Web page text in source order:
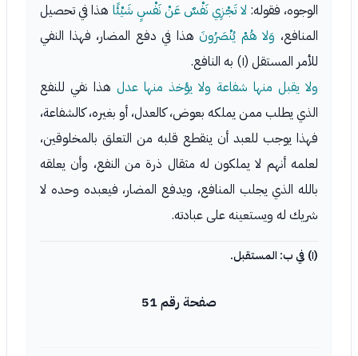
الوجوه، فقوله: لا تَجْزِي نَفْسٌ عَنْ نَفْسٍ شَيْئًا هذا في تحصيل
المنافع، وَلا هُمْ يُنْصَرُونَهذا في دفع المضار، فهذا النفي
للأمر المستقل (١) به النافع.
ولا يقبل منها شفاعة ولا يؤخذ منها عدل هذا نفي للنفع
الذي يطلب ممن يملكه بعوض، كالعدل، أو بغيره، كالشفاعة،
فهذا يوجب للعبد أن ينقطع قلبه من التعلق بالمخلوقين،
لعلمه أنهم لا يملكون له مثقال ذرة من النفع، وأن يعلقه
بالله الذي يجلب المنافع، ويدفع المضار، فيعبده وحده لا
شريك له ويستعينه على عبادته.
(١) في ب: المستقبل.
صفحة رقم 51